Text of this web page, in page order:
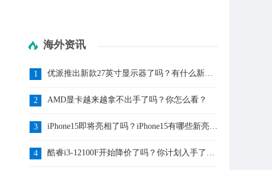
海外资讯
1
优派推出新款27英寸显示器了吗？有什么新亮
2
AMD显卡越来越拿不出手了吗？你怎么看？
3
iPhone15即将亮相了吗？iPhone15有哪些新亮点
4
酷睿i3-12100F开始降价了吗？你计划入手了